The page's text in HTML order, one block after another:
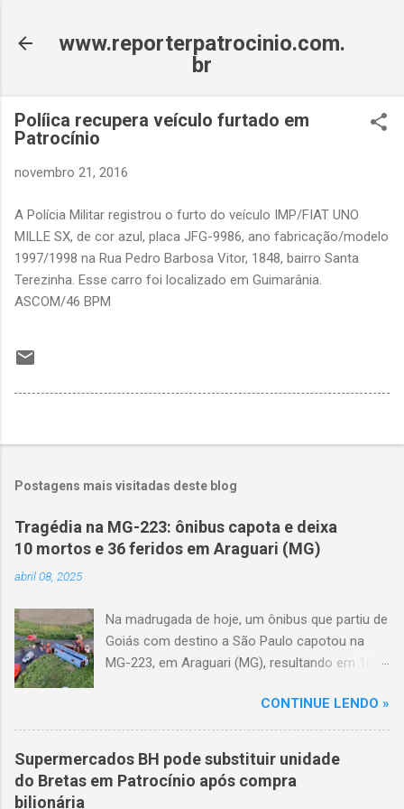
www.reporterpatrocinio.com.
br
Políica recupera veículo furtado em
Patrocínio
novembro 21, 2016
A Polícia Militar registrou o furto do veículo IMP/FIAT UNO
MILLE SX, de cor azul, placa JFG-9986, ano fabricação/modelo
1997/1998 na Rua Pedro Barbosa Vitor, 1848, bairro Santa
Terezinha. Esse carro foi localizado em Guimarânia.
ASCOM/46 BPM
Postagens mais visitadas deste blog
Tragédia na MG-223: ônibus capota e deixa
10 mortos e 36 feridos em Araguari (MG)
abril 08, 2025
Na madrugada de hoje, um ônibus que partiu de
Goiás com destino a São Paulo capotou na
MG-223, em Araguari (MG), resultando em 10
volta das 3h40, próximo ao trevo de Queixinho,
quando o motorista perdeu o controle do
veículo, atravessou o canteiro central e
capotou em uma alça de acesso. Entre as
vítimas fatais, há duas crianças de
CONTINUE LENDO »
Supermercados BH pode substituir unidade
do Bretas em Patrocínio após compra
bilionária